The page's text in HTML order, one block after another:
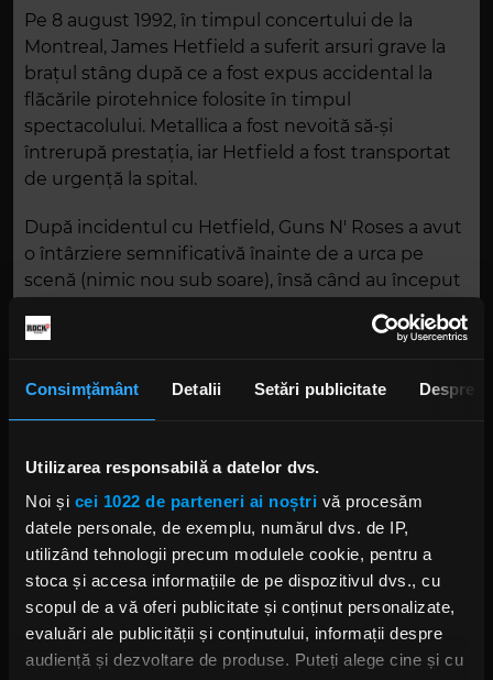
Consimțământ Detalii Setări publicitate Despre
Utilizarea responsabilă a datelor dvs.
Noi și cei 1022 de parteneri ai noștri vă procesăm
datele personale, de exemplu, numărul dvs. de IP,
utilizând tehnologii precum modulele cookie, pentru a
stoca și accesa informațiile de pe dispozitivul dvs., cu
scopul de a vă oferi publicitate și conținut personalizate,
evaluări ale publicității și conținutului, informații despre
audiență și dezvoltare de produse. Puteți alege cine și cu
Pe 8 august 1992, în timpul concertului de la
Montreal, James Hetfield a suferit arsuri grave la
brațul stâng după ce a fost expus accidental la
flăcările pirotehnice folosite în timpul
spectacolului. Metallica a fost nevoită să-și
întrerupă prestația, iar Hetfield a fost transportat
de urgență la spital.
După incidentul cu Hetfield, Guns N' Roses a avut
o întârziere semnificativă înainte de a urca pe
scenă (nimic nou sub soare), însă când au început
După doar câteva piese, trupa a părăsit scena,
au început să se revolte. Revoluția mulțimii s-a
stadionului, ceea ce a necesitat intervenția poliției.